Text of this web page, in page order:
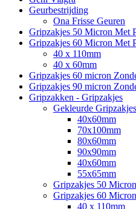
Geurbestrijding
Ona Frisse Geuren
Gripzakjes 50 Micron Met
Gripzakjes 60 Micron Met
40 x 110mm
40 x 60mm
Gripzakjes 60 micron
Gripzakjes 90 micron
Gripzakken - Gripzakjes
Gekleurde Gripzakjes
40x60mm
70x100mm
80x60mm
90x90mm
40x60mm
55x65mm
Gripzakjes 50
Gripzakjes 60
40 x 110mm